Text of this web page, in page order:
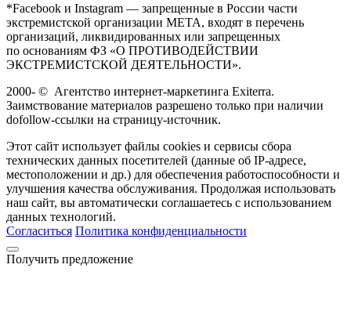
*Facebook и Instagram — запрещенные в России части
экстремистской организации META, входят в перечень
организаций, ликвидированных или запрещенных
по основаниям ФЗ «О ПРОТИВОДЕЙСТВИИ
ЭКСТРЕМИСТСКОЙ ДЕЯТЕЛЬНОСТИ».
2000- © Агентство интернет-маркетинга Exiterra.
Заимствование материалов разрешено только при наличии
dofollow-ссылки на страницу-источник.
Этот сайт использует файлы cookies и сервисы сбора
технических данных посетителей (данные об IP-адресе,
местоположении и др.) для обеспечения работоспособности и
улучшения качества обслуживания. Продолжая использовать
наш сайт, вы автоматически соглашаетесь с использованием
данных технологий.
Согласиться Политика конфиденциальности
Получить предложение